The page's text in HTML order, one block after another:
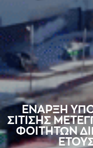
ΕΝΑΡΞΗ
ΣΙΤΙΣΗΣ
ΦΟΙΤΗΤΩΝ